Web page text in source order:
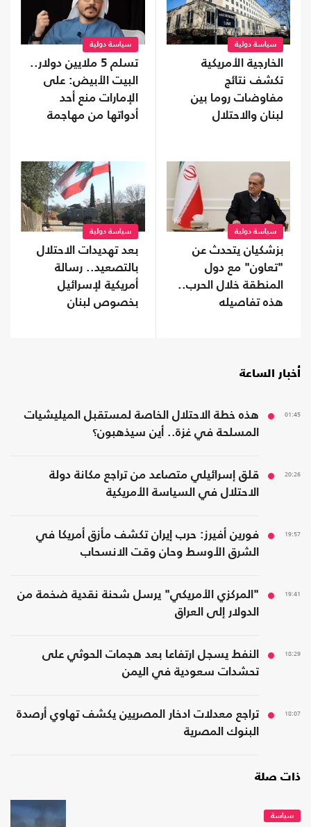
سياسة دولية
الخارجية الأمريكية
تكشف نتائج
مفاوضات روما بين
لبنان والاحتلال
سياسة دولية
تسلم 5 ملايين دولار..
البيت الأبيض: على
الإمارات منع أحد
أدواتها من مهاجمة
سياسة دولية
بزشكيان يتحدث عن
"تعاون" مع دول
المنطقة خلال الحرب..
هذه تفاصيله
سياسة دولية
بعد تهديدات الاحتلال
بالتصعيد.. رسالة
أمريكية لإسرائيل
بخصوص لبنان
أخبار الساعة
01:45
هذه خطة الاحتلال الخاصة لمستقبل الميليشيات
المسلحة في غزة.. أين سيذهبون؟
20:26
قلق إسرائيلي متصاعد من تراجع مكانة دولة
الاحتلال في السياسة الأمريكية
19:57
فورين أفيرز: حرب إيران تكشف مأزق أمريكا في
الشرق الأوسط وحان وقت الانسحاب
19:41
"المركزي الأمريكي" يرسل شحنة نقدية ضخمة من
الدولار إلى العراق
18:29
النفط يسجل ارتفاعا بعد هجمات الحوثي على
تحشدات سعودية في اليمن
18:07
تراجع معدلات ادخار المصريين يكشف تهاوي أرصدة
البنوك المصرية
ذات صلة
سياسة